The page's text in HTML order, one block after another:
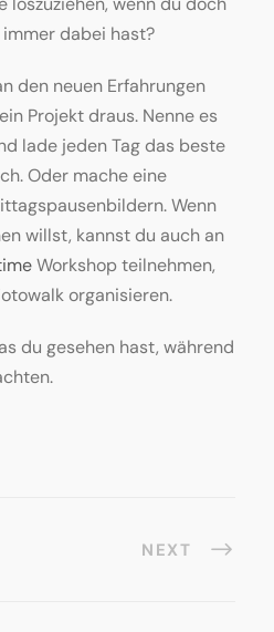
dabei hast?
den neuen Erfahrungen
Projekt draus. Nenne es
lade jeden Tag das beste
Oder mache eine
Wenn
willst, kannst du auch an
Workshop teilnehmen,
organisieren.
du gesehen hast, während
NEXT